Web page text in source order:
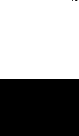
HACÍA